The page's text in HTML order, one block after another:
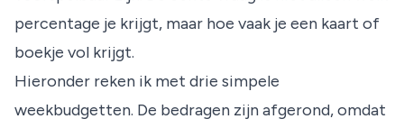
percentage je krijgt, maar hoe vaak je een kaart of
boekje vol krijgt.
Hieronder reken ik met drie simpele
weekbudgetten. De bedragen zijn afgerond, omdat